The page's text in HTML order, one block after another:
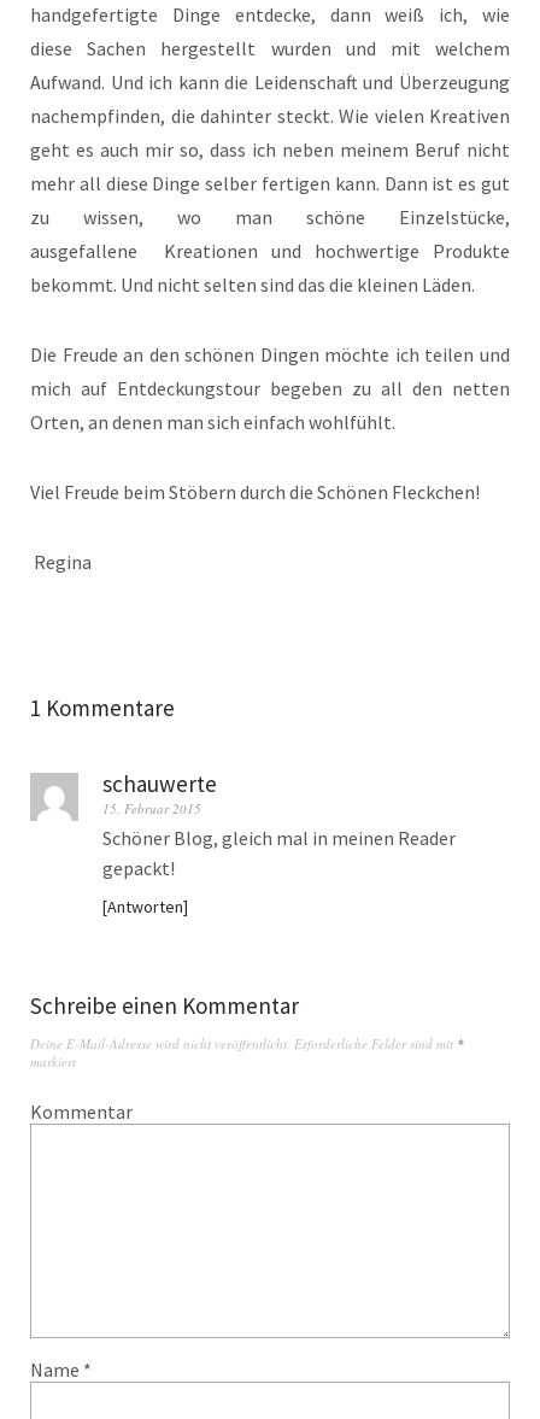
handgefertigte Dinge entdecke, dann weiß ich, wie
diese Sachen hergestellt wurden und mit welchem
Aufwand. Und ich kann die Leidenschaft und Überzeugung
nachempfinden, die dahinter steckt. Wie vielen Kreativen
geht es auch mir so, dass ich neben meinem Beruf nicht
mehr all diese Dinge selber fertigen kann. Dann ist es gut
zu wissen, wo man schöne Einzelstücke,
ausgefallene Kreationen und hochwertige Produkte
bekommt. Und nicht selten sind das die kleinen Läden.
Die Freude an den schönen Dingen möchte ich teilen und
mich auf Entdeckungstour begeben zu all den netten
Orten, an denen man sich einfach wohlfühlt.
Viel Freude beim Stöbern durch die Schönen Fleckchen!
Regina
1 Kommentare
schauwerte
15. Februar 2015
Schöner Blog, gleich mal in meinen Reader
gepackt!
Antworten
Schreibe einen Kommentar
Deine E-Mail-Adresse wird nicht veröffentlicht. Erforderliche Felder sind mit *
markiert
Kommentar
Name *